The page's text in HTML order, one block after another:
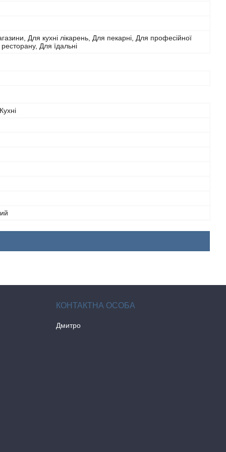
Для кухні лікарень, Для пекарні, Для професійної
ресторану, Для їдальні
Дмитро